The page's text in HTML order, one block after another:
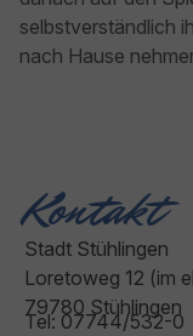
selbstverständlich
nach Hause
Kontakt
Stadt Stühlingen
Loretoweg 12 (im
79780 Stühlingen
Tel: 07744/532-0